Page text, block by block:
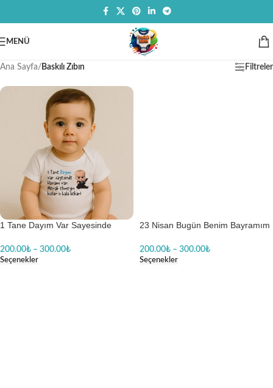
MENÜ
Ana Sayfa/ Baskılı Zıbın Filtreler
1 Tane Dayım Var Sayesinde
Baskılı Zıbın
200.00₺ – 300.00₺
Seçenekler
23 Nisan Bugün Benim Bayramım
200.00₺ – 300.00₺
Seçenekler